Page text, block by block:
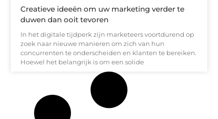
Creatieve ideeën om uw marketing verder te
duwen dan ooit tevoren
In het digitale tijdperk zijn marketeers voortdurend op
zoek naar nieuwe manieren om zich van hun
concurrenten te onderscheiden en klanten te bereiken.
Hoewel het belangrijk is om een solide